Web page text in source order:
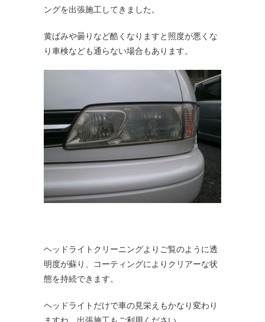
ングを出張施工してきました。
黄ばみや曇りなど酷くなりますと照度が悪くな
り車検なども通らない場合もあります。
ヘッドライトクリーニングよりご覧のように透
明度が蘇り、コーティングによりクリアーな状
態を持続できます。
ヘッドライトだけで車の見栄えもかなり変わり
ますね、出張施工もご利用ください。